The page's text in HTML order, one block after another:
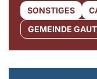
SONSTIGES
GEMEINDE